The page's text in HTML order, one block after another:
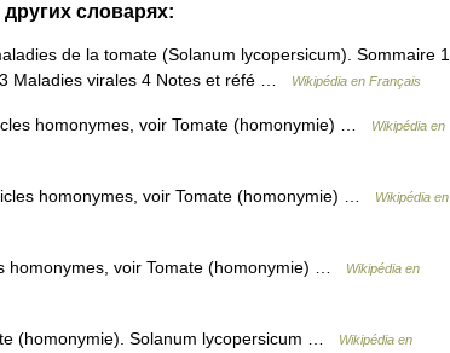
словарях:
de la tomate (Solanum lycopersicum). Sommaire 1
Maladies virales 4 Notes et réfé …
Wikipédia en Français
homonymes, voir Tomate (homonymie) …
Wikipédia en
homonymes, voir Tomate (homonymie) …
Wikipédia en
homonymes, voir Tomate (homonymie) …
Wikipédia en
(homonymie). Solanum lycopersicum …
Wikipédia en